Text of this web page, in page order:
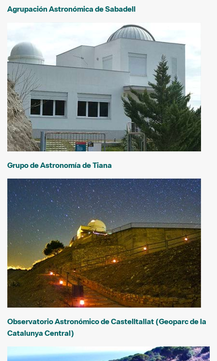
Agrupación Astronómica de Sabadell
Grupo de Astronomía de Tiana
Observatorio Astronómico de Castelltallat (Geoparc de la
Catalunya Central)